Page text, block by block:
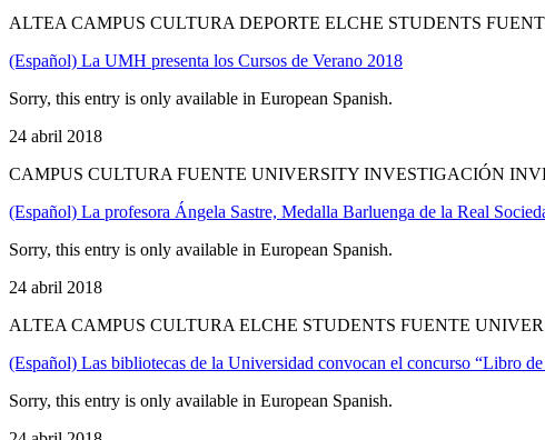
ALTEA CAMPUS CULTURA DEPORTE ELCHE STUDENTS
(Español) La UMH presenta los Cursos de Verano 2018
Sorry, this entry is only available in European Spanish.
24 abril 2018
CAMPUS CULTURA FUENTE UNIVERSITY INVESTIGACIÓN
(Español) La profesora Ángela Sastre, Medalla Barluenga de la Real
Sorry, this entry is only available in European Spanish.
24 abril 2018
ALTEA CAMPUS CULTURA ELCHE STUDENTS FUENTE
(Español) Las bibliotecas de la Universidad convocan el concurso “Libro
Sorry, this entry is only available in European Spanish.